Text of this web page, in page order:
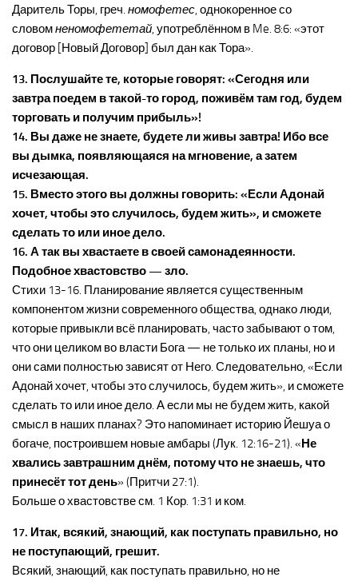
Даритель Торы, греч. номофетес, однокоренное со
словомненомофететай, употреблённом в Me. 8:6: «этот
договор [Новый Договор] был дан как Тора».
13. Послушайте те, которые говорят: «Сегодня или
завтра поедем в такой-то город, поживём там год, будем
торговать и получим прибыль»!
14. Вы даже не знаете, будете ли живы завтра! Ибо все
вы дымка, появляющаяся на мгновение, а затем
исчезающая.
15. Вместо этого вы должны говорить: «Если Адонай
хочет, чтобы это случилось, будем жить», и сможете
сделать то или иное дело.
16. А так вы хвастаете в своей самонадеянности.
Подобное хвастовство — зло.
Стихи 13-16. Планирование является существенным
компонентом жизни современного общества, однако люди,
которые привыкли всё планировать, часто забывают о том,
что они целиком во власти Бога — не только их планы, но и
они сами полностью зависят от Него. Следовательно, «Если
Адонай хочет, чтобы это случилось, будем жить», и сможете
сделать то или иное дело. А если мы не будем жить, какой
смысл в наших планах? Это напоминает историю Йешуа о
богаче, построившем новые амбары (Лук. 12:16-21). « Не
хвались завтрашним днём, потому что не знаешь, что
принесёт тот день» (Притчи 27:1).
Больше о хвастовстве см. 1 Кор. 1:31 и ком.
17. Итак, всякий, знающий, как поступать правильно, но
не поступающий, грешит.
Всякий, знающий, как поступать правильно, но не